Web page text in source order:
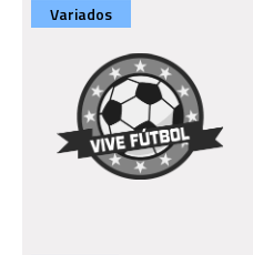
Variados